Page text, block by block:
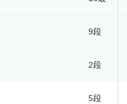
9段
2段
5段